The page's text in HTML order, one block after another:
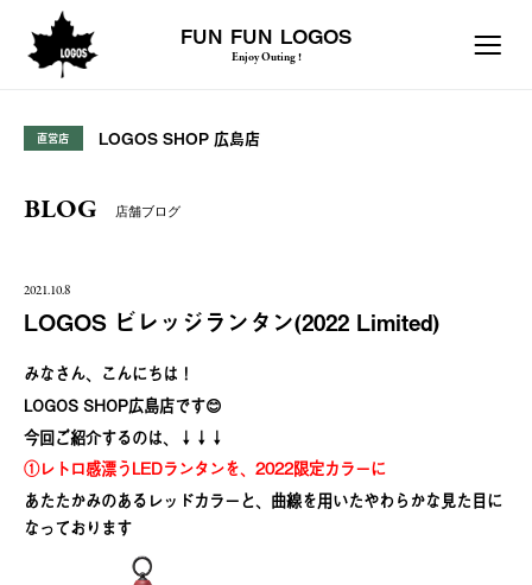
FUN FUN LOGOS
Enjoy Outing !
直営店 LOGOS SHOP 広島店
BLOG 店舗ブログ
2021.10.8
LOGOS ビレッジランタン(2022 Limited)
みなさん、こんにちは！
LOGOS SHOP広島店です😊
今回ご紹介するのは、↓↓↓
①レトロ感漂うLEDランタンを、2022限定カラーに
あたたかみのあるレッドカラーと、曲線を用いたやわらかな見た目に
なっております